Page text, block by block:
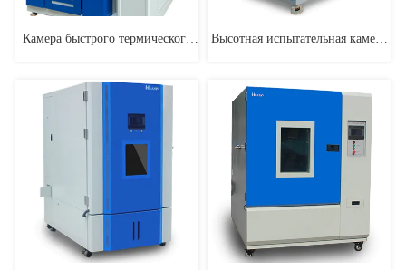
Камера быстрого термического
цикла
Высотная испытательная камера
для имитации низкого давления